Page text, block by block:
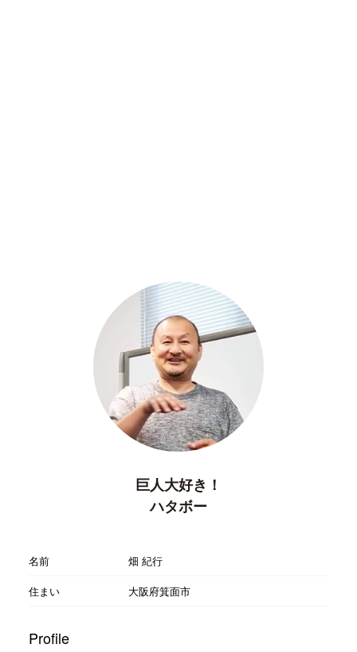
巨人大好き！
ハタボー
名前
畑 紀行
住まい
大阪府箕面市
Profile